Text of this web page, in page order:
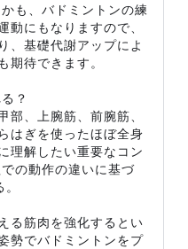
も、バドミントンの練
動にもなりますので、
、基礎代謝アップによ
期待できます。
？
部、上腕筋、前腕筋、
はぎを使ったほぼ全身
理解したい重要なコン
の動作の違いに基づ
る筋肉を強化するとい
勢でバドミントンをプ